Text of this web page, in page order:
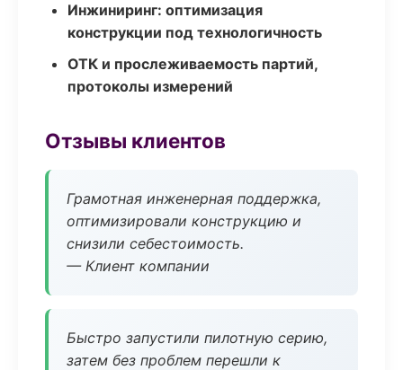
Инжиниринг: оптимизация
конструкции под технологичность
ОТК и прослеживаемость партий,
протоколы измерений
Отзывы клиентов
Грамотная инженерная поддержка,
оптимизировали конструкцию и
снизили себестоимость.
— Клиент компании
Быстро запустили пилотную серию,
затем без проблем перешли к